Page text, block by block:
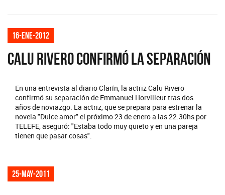
16-ene-2012
CALU RIVERO CONFIRMÓ LA SEPARACIÓN
En una entrevista al diario Clarín, la actriz Calu Rivero
confirmó su separación de Emmanuel Horvilleur tras dos
años de noviazgo. La actriz, que se prepara para estrenar la
novela "Dulce amor" el próximo 23 de enero a las 22.30hs por
TELEFE, aseguró: "Estaba todo muy quieto y en una pareja
tienen que pasar cosas".
25-may-2011